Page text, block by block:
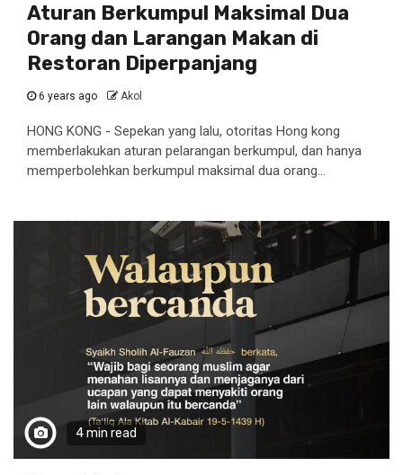
Aturan Berkumpul Maksimal Dua
Orang dan Larangan Makan di
Restoran Diperpanjang
6 years ago Akol
HONG KONG - Sepekan yang lalu, otoritas Hong kong
memberlakukan aturan pelarangan berkumpul, dan hanya
memperbolehkan berkumpul maksimal dua orang...
4 min read